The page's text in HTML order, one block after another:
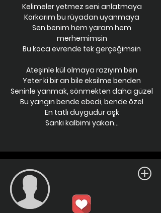
Kelimeler yetmez seni anlatmaya
Korkarım bu rüyadan uyanmaya
Sen benim hem yaram hem
merhemimsin
Bu koca evrende tek gerçeğimsin
Ateşinle kül olmaya razıyım ben
Yeter ki bir an bile eksilme benden
Seninle yanmak, sönmekten daha güzel
Bu yangın bende ebedi, bende özel
En tatlı duygudur aşk
Sanki kalbimi yakan...